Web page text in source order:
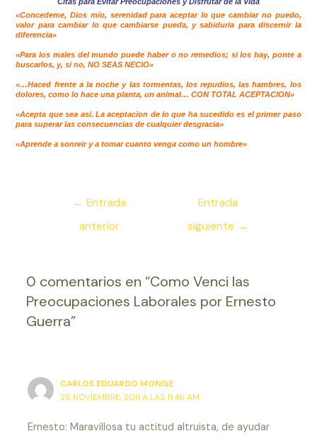
«Concedeme, Dios mio, serenidad para aceptar lo que cambiar no puedo,
valor para cambiar lo que cambiarse pueda, y sabiduria para discernir la
diferencia»
«Para los males del mundo puede haber o no remedios; si los hay, ponte a
buscarlos, y, si no, NO SEAS NECIO»
«…Haced frente a la noche y las tormentas, los repudios, las hambres, los
dolores,como lo hace una planta, un animal…CON TOTAL ACEPTACION»
«Acepta que sea asi. La aceptacion de lo que ha sucedido es el primer paso
para superar las consecuencias de cualquier desgracia»
«Aprende a sonreir y a tomar cuanto venga como un hombre»
Navegación
entradas
← Entrada
anterior
Entrada
siguiente →
0 comentarios en “Como Venci las
Preocupaciones Laborales por Ernesto
Guerra”
CARLOS EDUARDO MONGE
28 NOVIEMBRE, 2011 A LAS 11:46 AM
Ernesto: Maravillosa tu actitud altruista, de ayudar